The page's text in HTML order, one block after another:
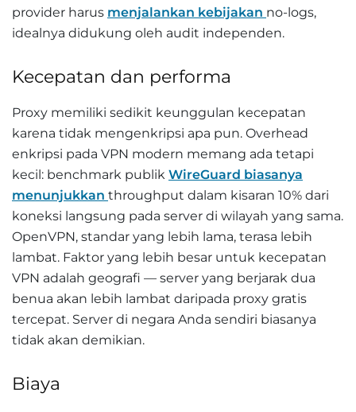
provider harus menjalankan kebijakan no-logs,
idealnya didukung oleh audit independen.
Kecepatan dan performa
Proxy memiliki sedikit keunggulan kecepatan
karena tidak mengenkripsi apa pun. Overhead
enkripsi pada VPN modern memang ada tetapi
kecil: benchmark publik WireGuard biasanya
menunjukkan throughput dalam kisaran 10% dari
koneksi langsung pada server di wilayah yang sama.
OpenVPN, standar yang lebih lama, terasa lebih
lambat. Faktor yang lebih besar untuk kecepatan
VPN adalah geografi — server yang berjarak dua
benua akan lebih lambat daripada proxy gratis
tercepat. Server di negara Anda sendiri biasanya
tidak akan demikian.
Biaya